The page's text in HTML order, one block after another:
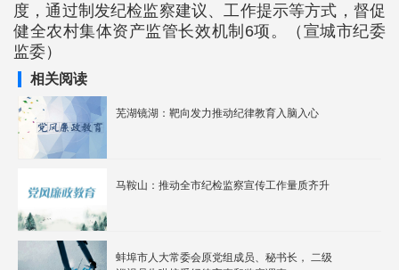
度，通过制发纪检监察建议、工作提示等方式，督促
健全农村集体资产监管长效机制6项。（宣城市纪委
监委）
相关阅读
芜湖镜湖：靶向发力推动纪律教育入脑入心
马鞍山：推动全市纪检监察宣传工作量质齐升
蚌埠市人大常委会原党组成员、秘书长， 二级